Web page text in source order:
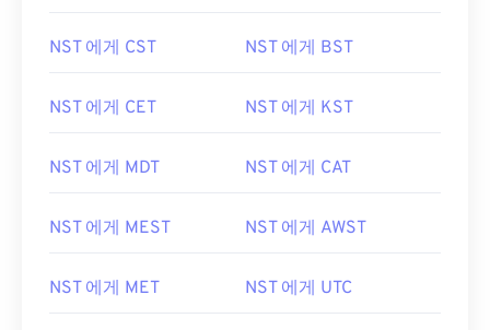
NST 에게 CST NST 에게 BST
NST 에게 CET NST 에게 KST
NST 에게 MDT NST 에게 CAT
NST 에게 MEST NST 에게 AWST
NST 에게 MET NST 에게 UTC